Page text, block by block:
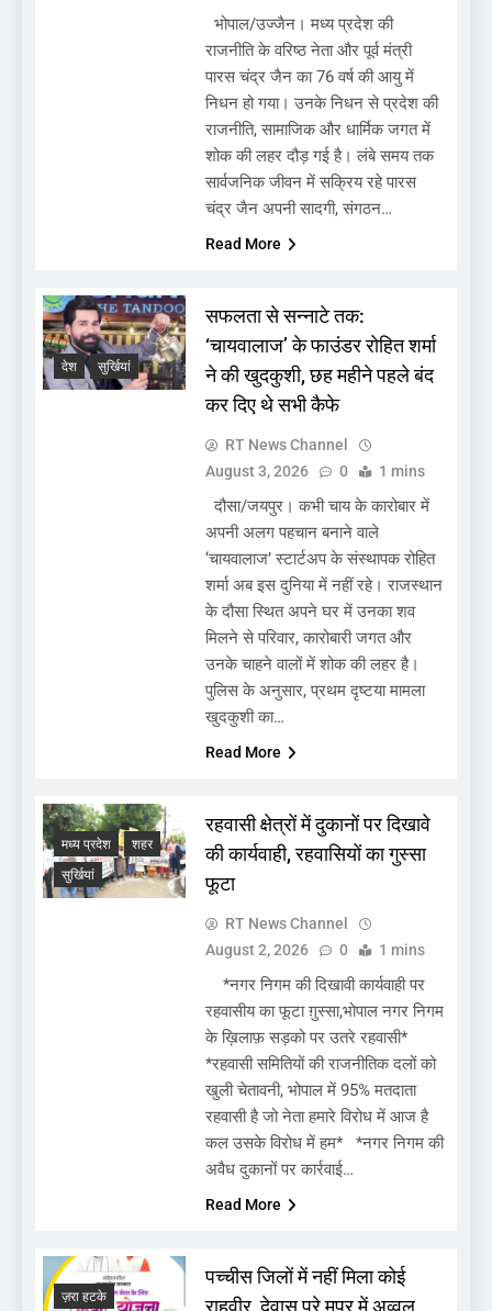
भोपाल/उज्जैन। मध्य प्रदेश की
राजनीति के वरिष्ठ नेता और पूर्व मंत्री
पारस चंद्र जैन का 76 वर्ष की आयु में
निधन हो गया। उनके निधन से प्रदेश की
राजनीति, सामाजिक और धार्मिक जगत में
शोक की लहर दौड़ गई है। लंबे समय तक
सार्वजनिक जीवन में सक्रिय रहे पारस
चंद्र जैन अपनी सादगी, संगठन…
Read More
देश सुर्खियां
सफलता से सन्नाटे तक:
‘चायवालाज’ के फाउंडर रोहित शर्मा
ने की खुदकुशी, छह महीने पहले बंद
कर दिए थे सभी कैफे
RT News Channel
August 3, 2026
0 1 mins
दौसा/जयपुर। कभी चाय के कारोबार में
अपनी अलग पहचान बनाने वाले
‘चायवालाज’ स्टार्टअप के संस्थापक रोहित
शर्मा अब इस दुनिया में नहीं रहे। राजस्थान
के दौसा स्थित अपने घर में उनका शव
मिलने से परिवार, कारोबारी जगत और
उनके चाहने वालों में शोक की लहर है।
पुलिस के अनुसार, प्रथम दृष्टया मामला
खुदकुशी का…
Read More
मध्य प्रदेश
शहर
सुर्खियां
रहवासी क्षेत्रों में दुकानों पर दिखावे
की कार्यवाही, रहवासियों का गुस्सा
फूटा
RT News Channel
August 2, 2026
0 1 mins
*नगर निगम की दिखावी कार्यवाही पर
रहवासीय का फूटा ग़ुस्सा,भोपाल नगर निगम
के ख़िलाफ़ सड़को पर उतरे रहवासी*
*रहवासी समितियों की राजनीतिक दलों को
खुली चेतावनी, भोपाल में 95% मतदाता
रहवासी है जो नेता हमारे विरोध में आज है
कल उसके विरोध में हम* *नगर निगम की
अवैध दुकानों पर कार्रवाई…
Read More
ज़रा हटके
पच्चीस जिलों में नहीं मिला कोई
राहवीर, देवास पूरे मप्र में अव्वल